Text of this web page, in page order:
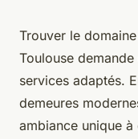
Trouver le
Toulouse
services adaptés.
demeures
ambiance unique